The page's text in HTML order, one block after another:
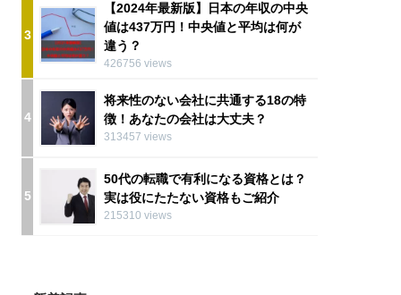
3
【2024年最新版】日本の年収の中央
値は437万円！中央値と平均は何が
違う？
426756 views
4
将来性のない会社に共通する18の特
徴！あなたの会社は大丈夫？
313457 views
5
50代の転職で有利になる資格とは？
実は役にたたない資格もご紹介
215310 views